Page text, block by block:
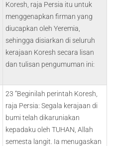
Koresh, raja Persia itu untuk
menggenapkan firman yang
diucapkan oleh Yeremia,
sehingga disiarkan di seluruh
kerajaan Koresh secara lisan
dan tulisan pengumuman ini:
23 “Beginilah perintah Koresh,
raja Persia: Segala kerajaan di
bumi telah dikaruniakan
kepadaku oleh TUHAN, Allah
semesta langit. Ia menugaskan